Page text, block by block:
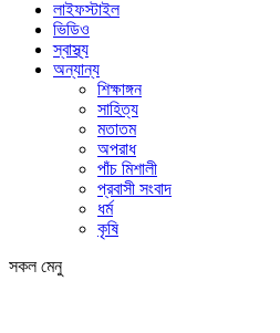
লাইফস্টাইল
ভিডিও
স্বাস্থ্য
অন্যান্য
শিক্ষাঙ্গন
সাহিত্য
মতাতম
অপরাধ
পাঁচ মিশালী
প্রবাসী সংবাদ
ধর্ম
কৃষি
সকল মেনু